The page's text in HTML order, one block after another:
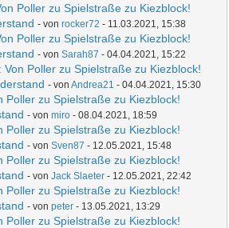
Poller zu Spielstraße zu Kiezblock!
- vonrocker72 - 11.03.2021, 15:38
Poller zu Spielstraße zu Kiezblock!
- vonSarah87 - 04.04.2021, 15:22
Von Poller zu Spielstraße zu Kiezblock!
- vonAndrea21 - 04.04.2021, 15:30
Poller zu Spielstraße zu Kiezblock!
- vonmiro - 08.04.2021, 18:59
Poller zu Spielstraße zu Kiezblock!
- vonSven87 - 12.05.2021, 15:48
Poller zu Spielstraße zu Kiezblock!
- vonJack Slaeter - 12.05.2021, 22:42
Poller zu Spielstraße zu Kiezblock!
- vonpeter - 13.05.2021, 13:29
Poller zu Spielstraße zu Kiezblock!